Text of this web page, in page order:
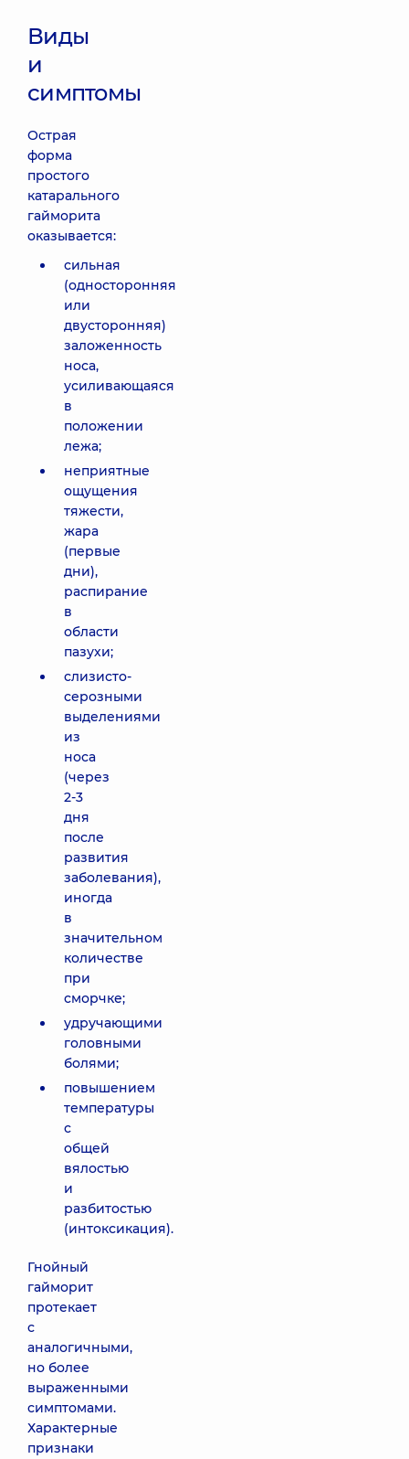
Виды
и
симптомы
Острая
форма
простого
катарального
гайморита
оказывается:
сильная
(односторонняя
или
двусторонняя)
заложенность
носа,
усиливающаяся
в
положении
лежа;
неприятные
ощущения
тяжести,
жара
(первые
дни),
распирание
в
области
пазухи;
слизисто-
серозными
выделениями
из
носа
(через
2-3
дня
после
развития
заболевания),
иногда
в
значительном
количестве
при
сморчке;
удручающими
головными
болями;
повышением
температуры
с
общей
вялостью
и
разбитостью
(интоксикация).
Гнойный
гайморит
протекает
с
аналогичными,
но более
выраженными
симптомами.
Характерные
признаки